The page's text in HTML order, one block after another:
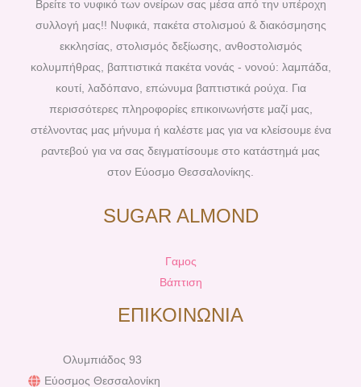
o
o
k
r
e
s
t
g
r
a
m
b
Βρείτε το νυφικό των ονείρων σας μέσα από την υπέροχη
συλλογή μας!! Νυφικά, πακέτα στολισμού & διακόσμησης
εκκλησίας, στολισμός δεξίωσης, ανθοστολισμός
κολυμπήθρας, βαπτιστικά πακέτα νονάς - νονού: λαμπάδα,
κουτί, λαδόπανο, επώνυμα βαπτιστικά ρούχα. Για
περισσότερες πληροφορίες επικοινωνήστε μαζί μας,
στέλνοντας μας μήνυμα ή καλέστε μας για να κλείσουμε ένα
ραντεβού για να σας δειγματίσουμε στο κατάστημά μας
στον Εύοσμο Θεσσαλονίκης.
SUGAR ALMOND
Γαμος
Βάπτιση
ΕΠΙΚΟΙΝΩΝΙΑ
Ολυμπιάδος 93
Εύοσμος Θεσσαλονίκη